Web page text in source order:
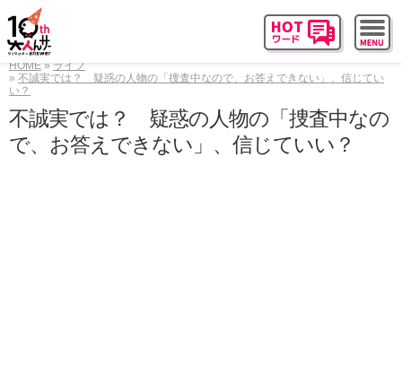
HOME
ライフ
不誠実では？ 疑惑の人物の「捜査中なので、お答えできない」、信じてい
い？
不誠実では？ 疑惑の人物の「捜査中なの
で、お答えできない」、信じていい？